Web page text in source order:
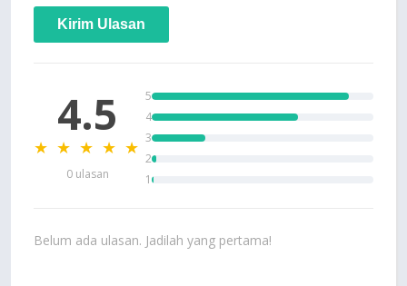
Kirim Ulasan
4.5
★ ★ ★ ★ ★
0 ulasan
5
4
3
2
1
Belum ada ulasan. Jadilah yang pertama!